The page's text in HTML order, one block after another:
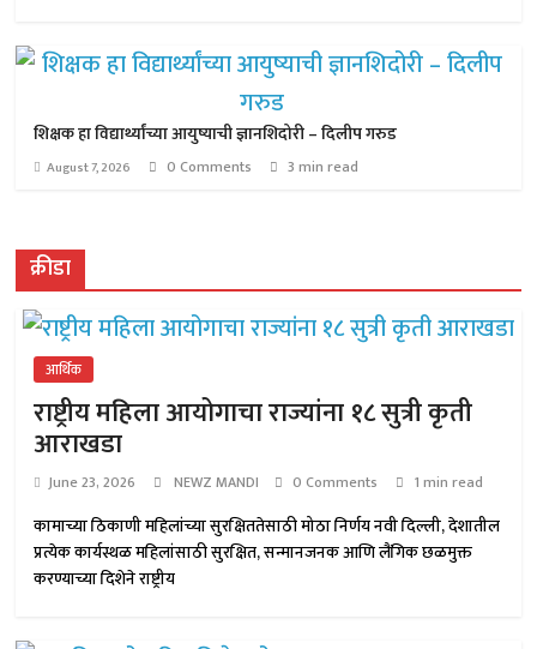
शिक्षक हा विद्यार्थ्यांच्या आयुष्याची ज्ञानशिदोरी – दिलीप गरुड
August 7, 2026 0 Comments 3 min read
क्रीडा
आर्थिक
राष्ट्रीय महिला आयोगाचा राज्यांना १८ सुत्री कृती
आराखडा
June 23, 2026 NEWZ MANDI 0 Comments 1 min read
कामाच्या ठिकाणी महिलांच्या सुरक्षिततेसाठी मोठा निर्णय नवी दिल्ली, देशातील
प्रत्येक कार्यस्थळ महिलांसाठी सुरक्षित, सन्मानजनक आणि लैंगिक छळमुक्त
करण्याच्या दिशेने राष्ट्रीय